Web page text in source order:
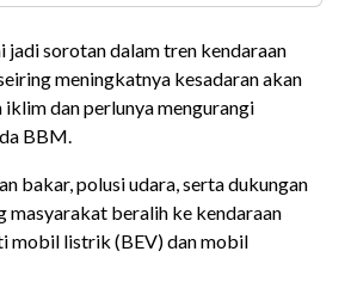
sorotan dalam tren kendaraan
meningkatnya kesadaran akan
dan perlunya mengurangi
BBM.
bakar, polusi udara, serta dukungan
masyarakat beralih ke kendaraan
mobil listrik (BEV) dan mobil